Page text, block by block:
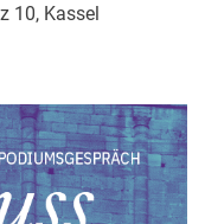
10, Kassel